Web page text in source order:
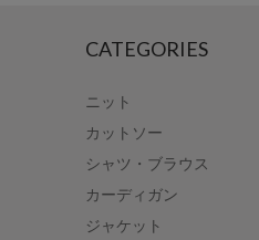
CATEGORIES
ニット
カットソー
シャツ・ブラウス
カーディガン
ジャケット